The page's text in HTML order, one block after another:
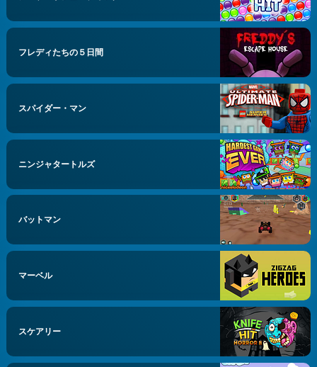
フレディたちの５日間
スパイダー・マン
ニンジャタートルズ
バットマン
マーベル
スケアリー